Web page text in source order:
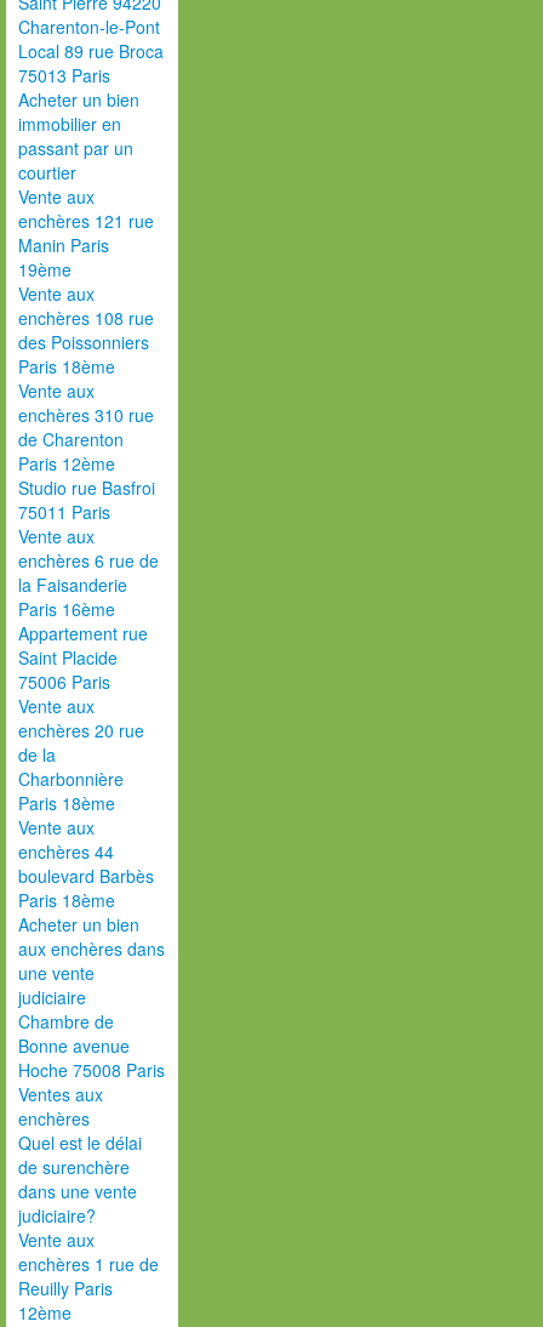
Charenton-le-Pont
Local 89 rue Broca
75013 Paris
Acheter un bien
immobilier en
passant par un
courtier
Vente aux
enchères 121 rue
Manin Paris
19ème
Vente aux
enchères 108 rue
des Poissonniers
Paris 18ème
Vente aux
enchères 310 rue
de Charenton
Paris 12ème
Studio rue Basfroi
75011 Paris
Vente aux
enchères 6 rue de
la Faisanderie
Paris 16ème
Appartement rue
Saint Placide
75006 Paris
Vente aux
enchères 20 rue
de la
Charbonnière
Paris 18ème
Vente aux
enchères 44
boulevard Barbès
Paris 18ème
Acheter un bien
aux enchères dans
une vente
judiciaire
Chambre de
Bonne avenue
Hoche 75008 Paris
Ventes aux
enchères
Quel est le délai
de surenchère
dans une vente
judiciaire?
Vente aux
enchères 1 rue de
Reuilly Paris
12ème